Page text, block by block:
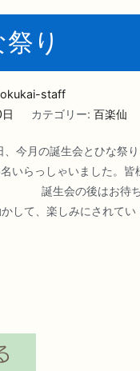
り
staff
カテゴリー: 百楽仙
今月の誕生会とひな祭
いらっしゃいました。皆
誕生会の後はお待ち
して、楽しみにされて